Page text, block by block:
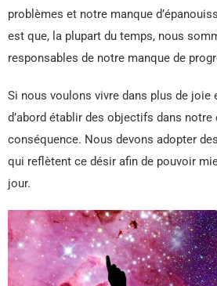
problèmes et notre manque
est que, la plupart du temps, nous
responsables de notre manque de
Si nous voulons vivre dans plus de joie
d’abord établir des objectifs dans
conséquence. Nous devons adopter
qui reflètent ce désir afin de pouvoir
jour.